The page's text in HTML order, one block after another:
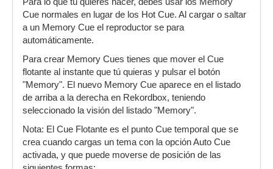
Cue normales en lugar de los Hot Cue. Al cargar o saltar
a un Memory Cue el reproductor se para
automáticamente.
Para crear Memory Cues tienes que mover el Cue
flotante al instante que tú quieras y pulsar el botón
"Memory". El nuevo Memory Cue aparece en el listado
de arriba a la derecha en Rekordbox, teniendo
seleccionado la visión del listado "Memory".
Nota: El Cue Flotante es el punto Cue temporal que se
crea cuando cargas un tema con la opción Auto Cue
activada, y que puede moverse de posición de las